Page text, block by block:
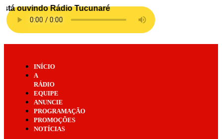
INÍCIO
A
RÁDIO
EQUIPE
ANUNCIE
PROGRAMAÇÃO
PROMOÇÕES
NOTÍCIAS